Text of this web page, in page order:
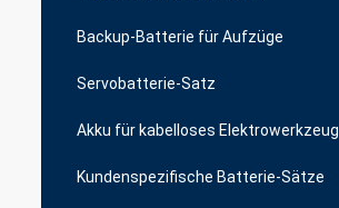
Backup-Batterie für Aufzüge
Servobatterie-Satz
Akku für kabelloses Elektrowerkzeug
Kundenspezifische Batterie-Sätze